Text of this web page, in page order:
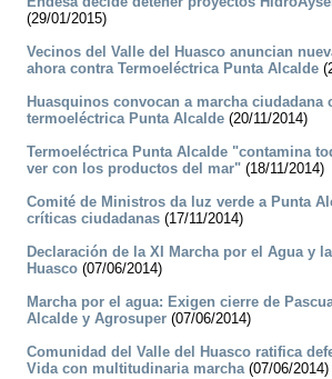
(29/01/2015)
Vecinos del Valle del Huasco anuncian
ahora contra Termoeléctrica Punta Alcalde
Huasquinos convocan a marcha ciudadana
termoeléctrica Punta Alcalde (20/11/2014)
Termoeléctrica Punta Alcalde "contamina
ver con los productos del mar" (18/11/2014)
Comité de Ministros da luz verde a Punta
críticas ciudadanas (17/11/2014)
Declaración de la XI Marcha por el Agua y
Huasco (07/06/2014)
Marcha por el agua: Exigen cierre de
Alcalde y Agrosuper (07/06/2014)
Comunidad del Valle del Huasco ratifica
Vida con multitudinaria marcha(07/06/2014)